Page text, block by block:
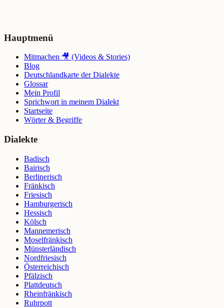
Hauptmenü
Mitmachen 🎥 (Videos & Stories)
Blog
Deutschlandkarte der Dialekte
Glossar
Mein Profil
Sprichwort in meinem Dialekt
Startseite
Wörter & Begriffe
Dialekte
Badisch
Bairisch
Berlinerisch
Fränkisch
Friesisch
Hamburgerisch
Hessisch
Kölsch
Mannemerisch
Moselfränkisch
Münsterländisch
Nordfriesisch
Österreichisch
Pfälzisch
Plattdeutsch
Rheinfränkisch
Ruhrpott